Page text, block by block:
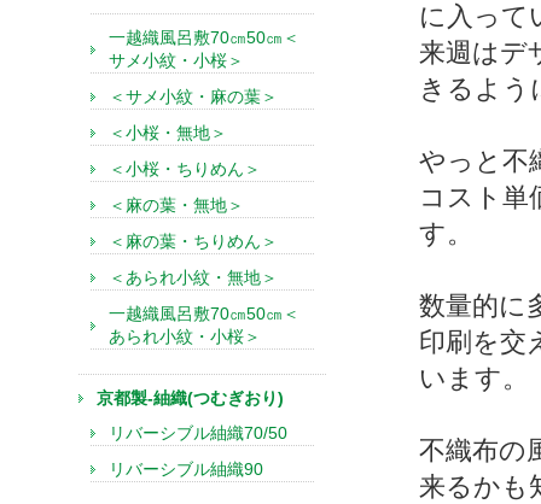
に入って
来週はデ
きるよう
やっと不
コスト単
す。
数量的に
印刷を交
います。
不織布の
来るかも
一越織風呂敷70㎝50㎝＜
サメ小紋・小桜＞
＜サメ小紋・麻の葉＞
＜小桜・無地＞
＜小桜・ちりめん＞
＜麻の葉・無地＞
＜麻の葉・ちりめん＞
＜あられ小紋・無地＞
一越織風呂敷70㎝50㎝＜
あられ小紋・小桜＞
京都製-紬織(つむぎおり)
リバーシブル紬織70/50
リバーシブル紬織90